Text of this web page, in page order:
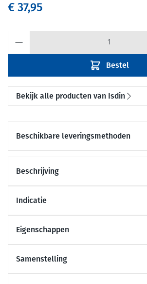
€ 37,95
Bestel
Bekijk alle producten van Isdin
Beschikbare leveringsmethoden
Beschrijving
Indicatie
Eigenschappen
Samenstelling